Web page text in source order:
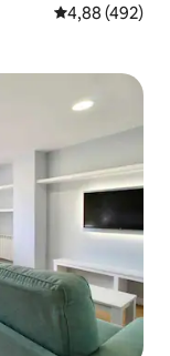
Évaluation
4,88 (492)